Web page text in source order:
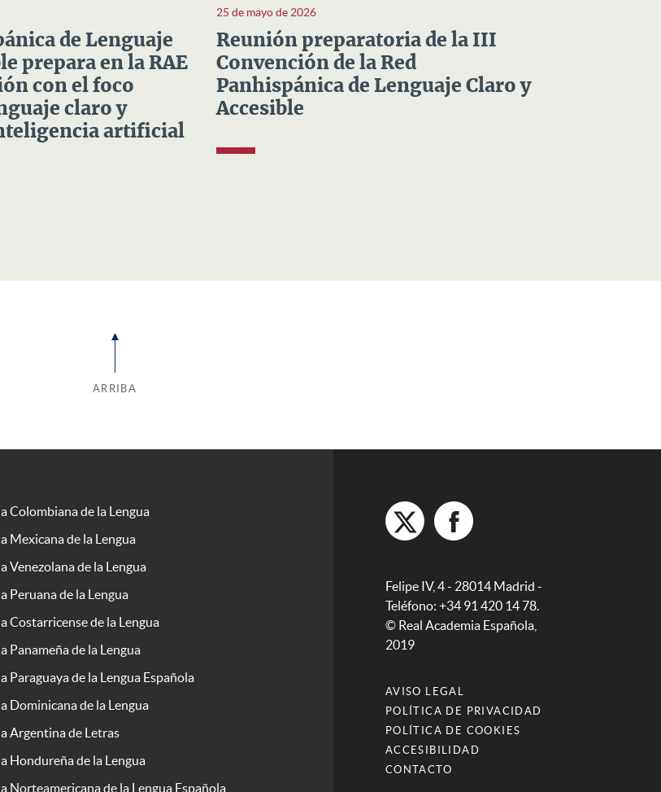
de Lenguaje
prepara en la RAE
con el foco
claro y
artificial
25 de mayo de 2026
Reunión preparatoria de la III
Convención de la Red
Panhispánica de Lenguaje Claro y
Accesible
ARRIBA
Colombiana de la Lengua
Mexicana de la Lengua
Venezolana de la Lengua
Peruana de la Lengua
Costarricense de la Lengua
Panameña de la Lengua
Paraguaya de la Lengua Española
Dominicana de la Lengua
Argentina de Letras
Hondureña de la Lengua
Norteamericana de la Lengua Española
Felipe IV, 4 - 28014 Madrid -
Teléfono: +34 91 420 14 78.
© Real Academia Española,
2019
AVISO LEGAL
POLÍTICA DE PRIVACIDAD
POLÍTICA DE COOKIES
ACCESIBILIDAD
CONTACTO